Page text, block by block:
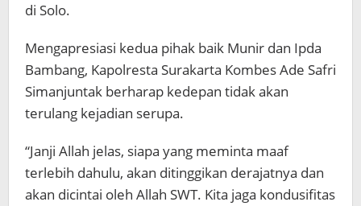
di Solo.
Mengapresiasi kedua pihak baik Munir dan Ipda
Bambang, Kapolresta Surakarta Kombes Ade Safri
Simanjuntak berharap kedepan tidak akan
terulang kejadian serupa.
“Janji Allah jelas, siapa yang meminta maaf
terlebih dahulu, akan ditinggikan derajatnya dan
akan dicintai oleh Allah SWT. Kita jaga kondusifitas